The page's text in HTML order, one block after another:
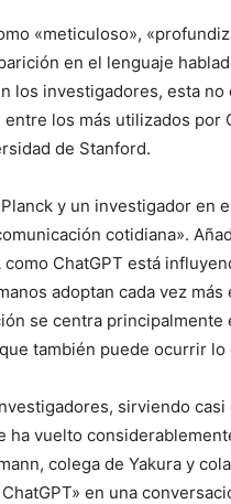
«meticuloso»,
en el lenguaje
los investigadores, esta no
los más utilizados por
de Stanford.
y un investigador en
cotidiana».
ChatGPT está
adoptan cada vez más
se centra principalmente
también puede ocurrir lo
sirviendo casi
ha vuelto
colega de Yakura y
en una